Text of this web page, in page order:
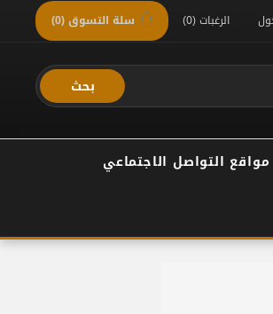
الرغبات(0) سلة التسوق(0)
بحث
مواقع التواصل الاجتماعي